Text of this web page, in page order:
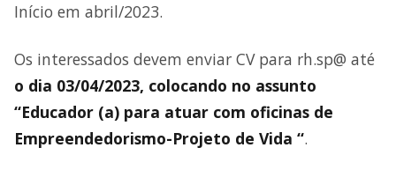
Início em abril/2023.
Os interessados devem enviar CV para rh.sp@ até
o dia 03/04/2023, colocando no assunto
“Educador (a) para atuar com oficinas de
Empreendedorismo-Projeto de Vida “.